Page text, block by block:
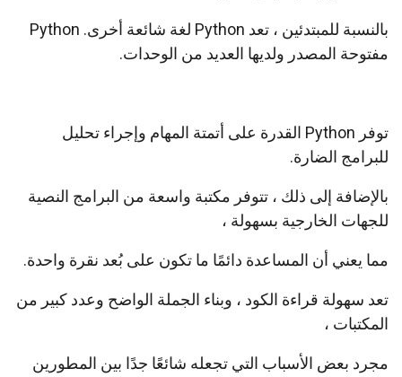
بالنسبة للمبتدئين ، تعد Python لغة شائعة أخرى. Python
مفتوحة المصدر ولديها العديد من الوحدات.
توفر Python القدرة على أتمتة المهام وإجراء تحليل
للبرامج الضارة.
بالإضافة إلى ذلك ، تتوفر مكتبة واسعة من البرامج النصية
للجهات الخارجية بسهولة ،
مما يعني أن المساعدة دائمًا ما تكون على بُعد نقرة واحدة.
تعد سهولة قراءة الكود ، وبناء الجملة الواضح وعدد كبير من
المكتبات ،
مجرد بعض الأسباب التي تجعله شائعًا جدًا بين المطورين